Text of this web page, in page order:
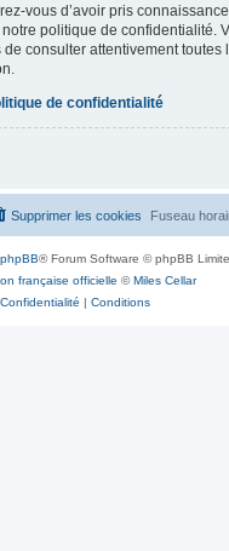
vous d’avoir pris
politique de confidentialité.
consulter attentivement toutes
de confidentialité
Fuseau
Supprimer les cookies
phpBB® Forum Software © phpBB
française officielle ©Miles Cellar
Confidentialité | Conditions